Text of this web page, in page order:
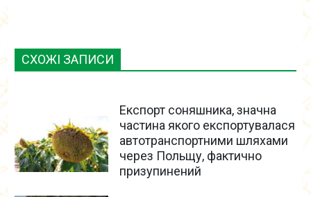
СХОЖІ ЗАПИСИ
Експорт соняшника, значна
частина якого експортувалася
автотранспортними шляхами
через Польщу, фактично
призупинений